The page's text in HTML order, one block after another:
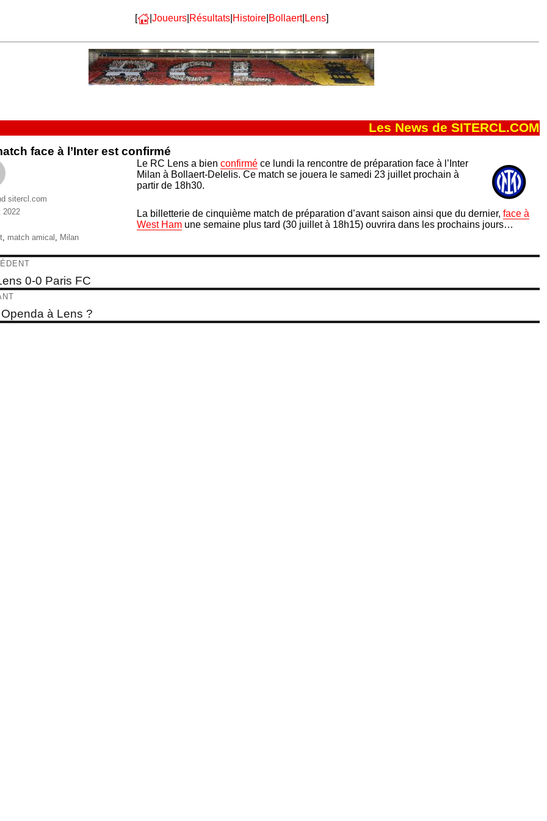
[ | Joueurs| Résultats| Histoire| Bollaert| Lens]
Les News de SITERCL.COM
face à l’Inter est confirmé
Le RC Lens a bien confirmé ce lundi la rencontre de préparation face à l’Inter
Milan à Bollaert-Delelis. Ce match se jouera le samedi 23 juillet prochain à
partir de 18h30.
La billetterie de cinquième match de préparation d’avant saison ainsi que du dernier, face à
West Ham une semaine plus tard (30 juillet à 18h15) ouvrira dans les prochains jours…
sitercl.com
2022
, match amical , Milan
:
0-0 Paris FC
:
à Lens ?